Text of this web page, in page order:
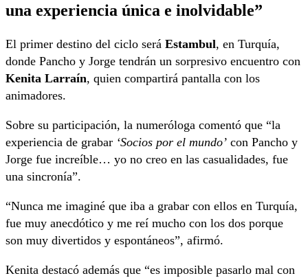
una experiencia única e inolvidable”
El primer destino del ciclo será Estambul, en Turquía,
donde Pancho y Jorge tendrán un sorpresivo encuentro con
Kenita Larraín, quien compartirá pantalla con los
animadores.
Sobre su participación, la numeróloga comentó que “la
experiencia de grabar ‘Socios por el mundo’ con Pancho y
Jorge fue increíble… yo no creo en las casualidades, fue
una sincronía”.
“Nunca me imaginé que iba a grabar con ellos en Turquía,
fue muy anecdótico y me reí mucho con los dos porque
son muy divertidos y espontáneos”, afirmó.
Kenita destacó además que “es imposible pasarlo mal con